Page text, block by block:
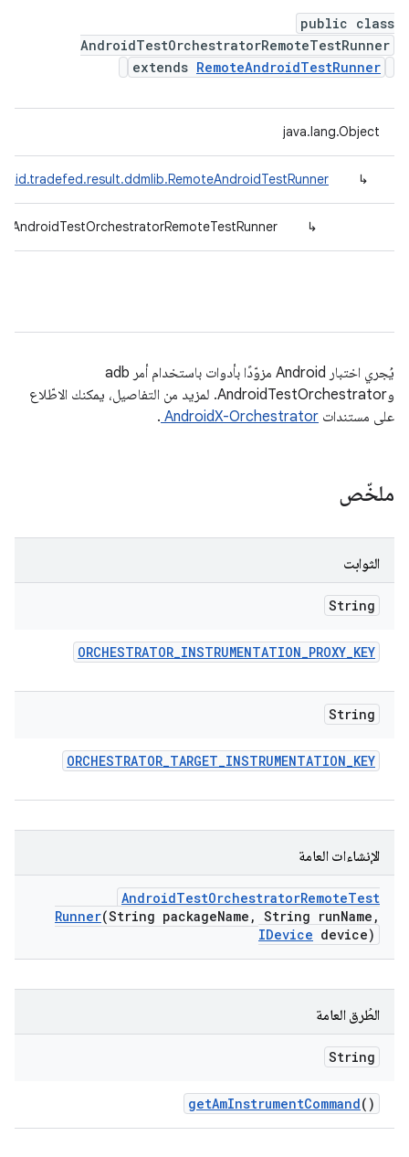
public class
AndroidTestOrchestratorRemoteTestRunner
extends RemoteAndroidTestRunner
java.lang.Object
↳
↳
يُجري اختبار Android مزوّدًا بأدوات باستخدام أمر adb
وAndroidTestOrchestrator. لمزيد من التفاصيل، يمكنك الاطّلاع
على مستندات AndroidX-Orchestrator
.
ملخّص
الثوابت
String
ORCHESTRATOR_INSTRUMENTATION_PROXY_KEY
String
ORCHESTRATOR_TARGET_INSTRUMENTATION_KEY
الإنشاءات العامة
AndroidTestOrchestratorRemoteTest
Runner(String packageName , String runName ,
IDevice device)
الطُرق العامة
String
getAmInstrumentCommand()